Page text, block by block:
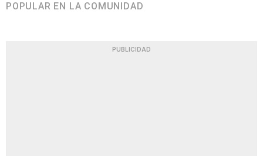
POPULAR EN LA COMUNIDAD
PUBLICIDAD